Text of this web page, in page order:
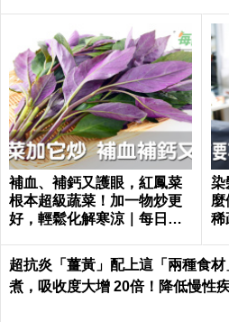
補血、補鈣又護眼，紅鳳菜
根本超級蔬菜！加一物炒更
好，輕鬆化解寒涼｜每日健
染
麼
稀
超抗炎「薑黃」配上這「兩種食材
煮，吸收度大增 20倍！降低慢性